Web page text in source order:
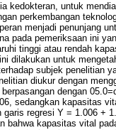
kedokteran, untuk
perkembangan
menjadi penunjang
pada pemeriksaan ini
tinggi atau rendah
dilakukan untuk
subjek penelitian
diukur dengan
berpasangan dengan
sedangkan kapasitas
garis regresi Y = 1.006 +
bahwa kapasitas vital